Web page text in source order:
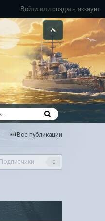
Войти или создать аккаунт
Все публикации
Подписчики 0